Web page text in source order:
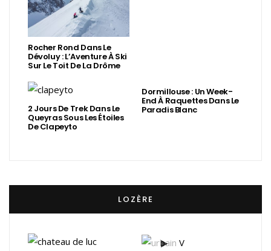
Rocher Rond Dans Le
Dévoluy : L’Aventure À Ski
Sur Le Toit De La Drôme
2 Jours De Trek Dans Le
Queyras Sous Les Étoiles
De Clapeyto
Dormillouse : Un Week-
End À Raquettes Dans Le
Paradis Blanc
LOZÈRE